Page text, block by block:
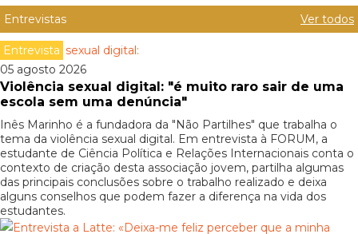
Entrevistas
Ver todos
Entrevista
05 agosto 2026
Violência sexual digital: "é muito raro sair de uma
escola sem uma denúncia"
Inês Marinho é a fundadora da "Não Partilhes" que trabalha o
tema da violência sexual digital. Em entrevista à FORUM, a
estudante de Ciência Política e Relações Internacionais conta o
contexto de criação desta associação jovem, partilha algumas
das principais conclusões sobre o trabalho realizado e deixa
alguns conselhos que podem fazer a diferença na vida dos
estudantes.